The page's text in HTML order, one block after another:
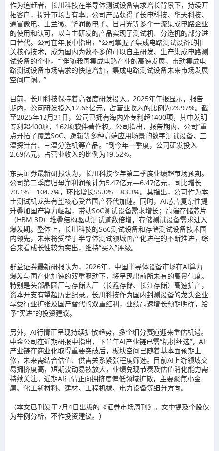
作为追赶者，长川科技在半导体测试设备需求增长背景下，持续开
拓客户，提升市场占有率。公司产品获得了长电科技、华天科技、
通富微电、士兰微、华润微电子、日月光等多个一流集成电路企业
的使用和认可，以自主研发的产品实现了测试机、分选机的部分进
口替代。公司在年报中指出，“公司掌握了集成电路测试设备的相
关核心技术，成为国内为数不多的可以自主研发、生产集成电路测
试设备的企业。”“伴随我国集成电路产业的高速发展，带动集成电
路测试设备市场需求的快速增加，集成电路测试设备未来市场发展
空间广阔。”
目前，长川科技保持着高强度研发投入。2025年年报显示，报告
期内，公司研发投入12.68亿元，占营业收入的比例为23.97%。截
至2025年12月31日，公司已拥有海内外专利超1400项，其中发明
专利超400项，162项软件著作权。公司指出，报告期内，公司“重
点开拓了覆盖SoC、逻辑等多种高端应用场景的数字测试设备、三
温探针台、三温分选机等产品。”到今年一季度，公司研发投入
2.69亿元，占营业收入的比例为19.52%。
东吴证券最新研报认为，长川科技今年第二季度业绩超市场预期。
公司第二季度归母净利润预计为5.47亿元—6.47亿元，同比增长
73.1%—104.7%，环比增长55.0%—83.3%。其指出，公司作为本
土测试机龙头有望核心受益国产替代加速。同时，AI芯片复杂性提
升叠加国产算力崛起，带动SoC测试设备需求增长；高端存储芯片
（HBM 3D）堆叠结构驱动测试道数倍增，存储测试设备需求进入
爆发期。整体上，长川科技的SoC测试设备和存储测试设备技术国
内领先，未来将受益于半导体测试领域国产化进程的不断推进，综
合来看成长性较为突出，维持“买入”评级。
群益证券最新研报认为，2026年，中国半导体设备市场在AI算力
爆发与国产化加速的双重驱动下，将呈现出前所未有的高景气度。
特别是头部晶圆厂与存储大厂（长鑫存储、长江存储）高速扩产，
资本开支有望超历史纪录。长川科技作为国内封测设备的龙头企业
享受行业扩张及国产替代的双重红利，业绩高速增长预期明确，给
予“买进”的投资建议。
另外，AI行情正呈现持续扩散趋势，多个细分赛道迎来重估机遇。
中金公司在近期研报中指出，下半年AI产业链已需“精挑细选”，AI
产业链在商业化取得重要突破后，板块空间已随着基本面预期上
修，未来需结合估值、供需关系紧张程度筛选。目前AI上游领域交
易拥挤度高，短期波动易被放大，业绩兑现节奏及估值消化能力需
持续关注。近期AI行情正向拥挤度偏低领域扩散，主要聚焦小金
属、化工新材料、建材、工程机械、电力设备等细分方向。
（本文已刊发于7月4日出版的《证券市场周刊》。文中提及个股仅
为举例分析，不作投资建议。）